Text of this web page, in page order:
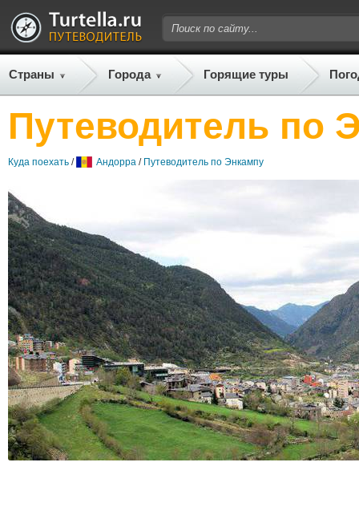
Страны Города Горящие туры
Путеводитель по
Куда поехать / Андорра / Путеводитель по Энкампу